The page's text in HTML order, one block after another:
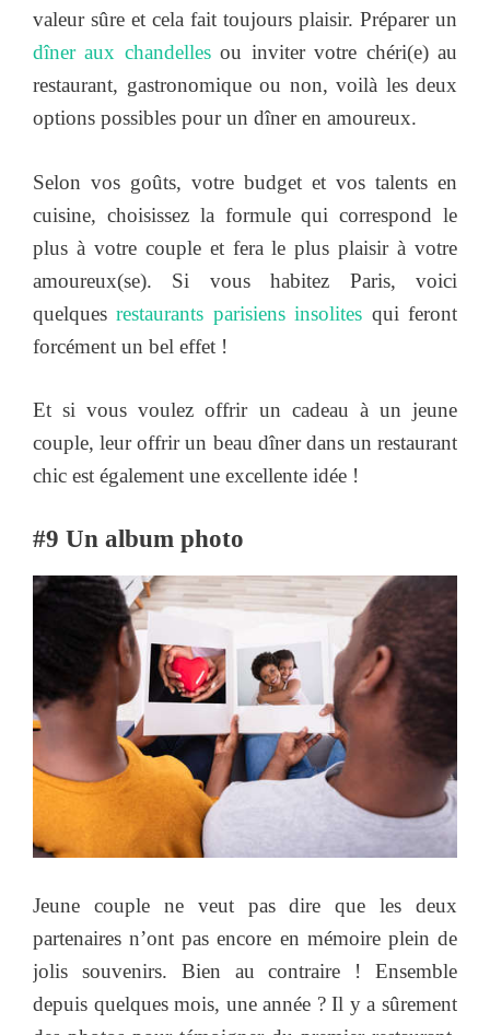
valeur sûre et cela fait toujours plaisir. Préparer un
dîner aux chandellesou inviter votre chéri(e) au
restaurant, gastronomique ou non, voilà les deux
options possibles pour un dîner en amoureux.
Selon vos goûts, votre budget et vos talents en
cuisine, choisissez la formule qui correspond le
plus à votre couple et fera le plus plaisir à votre
amoureux(se). Si vous habitez Paris, voici
quelquesrestaurants parisiens insolites qui feront
forcément un bel effet !
Et si vous voulez offrir un cadeau à un jeune
couple, leur offrir un beau dîner dans un restaurant
chic est également une excellente idée !
#9 Un album photo
Jeune couple ne veut pas dire que les deux
partenaires n’ont pas encore en mémoire plein de
jolis souvenirs. Bien au contraire ! Ensemble
depuis quelques mois, une année ? Il y a sûrement